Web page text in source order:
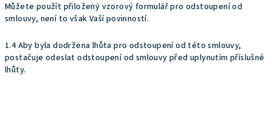
Můžete použít přiložený vzorový formulář pro odstoupení od
smlouvy, není to však Vaší povinností.
1.4 Aby byla dodržena lhůta pro odstoupení od této smlouvy,
postačuje odeslat odstoupení od smlouvy před uplynutím příslušné
lhůty.